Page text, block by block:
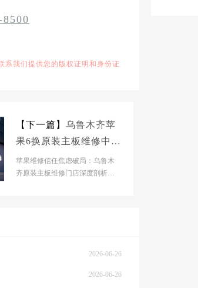
系我们提供您的版权证明和身份证
【下一篇】 乌鲁木齐苹
果6换原装主板维修中心
大概多少钱
苹果维修信任焦虑破局：乌鲁木
齐原装主板维修门店深度剖析
2026-06-26
2026-06-26